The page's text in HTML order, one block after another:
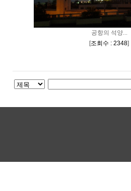
공항의 석양...
[조회수 : 2348]